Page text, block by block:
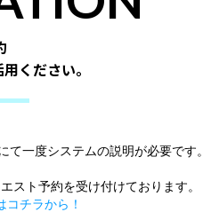
ください。
て一度システムの説明が必要です。
スト予約を受け付けております。
チラから！